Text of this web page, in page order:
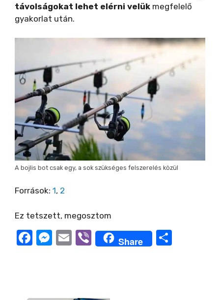
távolságokat lehet elérni velük megfelelő
gyakorlat után.
A bojlis bot csak egy, a sok szükséges felszerelés közül
Források: 1, 2
Ez tetszett, megosztom
F
M E
Vi
Share